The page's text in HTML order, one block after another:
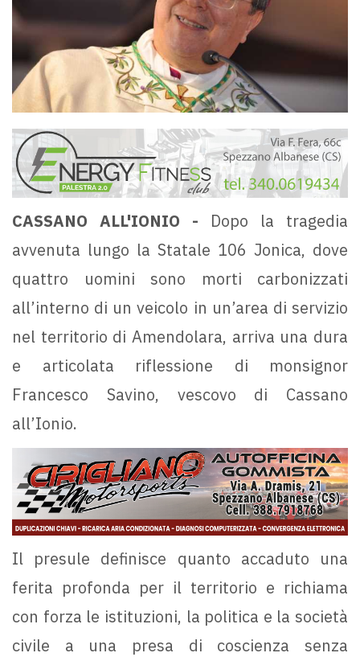
CASSANO ALL'IONIO - Dopo la tragedia
avvenuta lungo la Statale 106 Jonica, dove
quattro uomini sono morti carbonizzati
all’interno di un veicolo in un’area di servizio
nel territorio di Amendolara, arriva una dura
e articolata riflessione di monsignor
Francesco Savino, vescovo di Cassano
all’Ionio.
Il presule definisce quanto accaduto una
ferita profonda per il territorio e richiama
con forza le istituzioni, la politica e la società
civile a una presa di coscienza senza